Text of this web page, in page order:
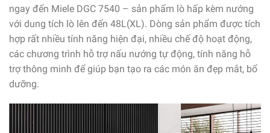
ngay đến Miele DGC 7540 – sản phẩm lò hấp kèm nướng
với dung tích lò lên đến 48L(XL). Dòng sản phẩm được tích
hợp rất nhiều tính năng hiện đại, nhiều chế độ hoạt động,
các chương trình hỗ trợ nấu nướng tự động, tính năng hỗ
trợ thông minh để giúp bạn tạo ra các món ăn đẹp mắt, bổ
dưỡng.